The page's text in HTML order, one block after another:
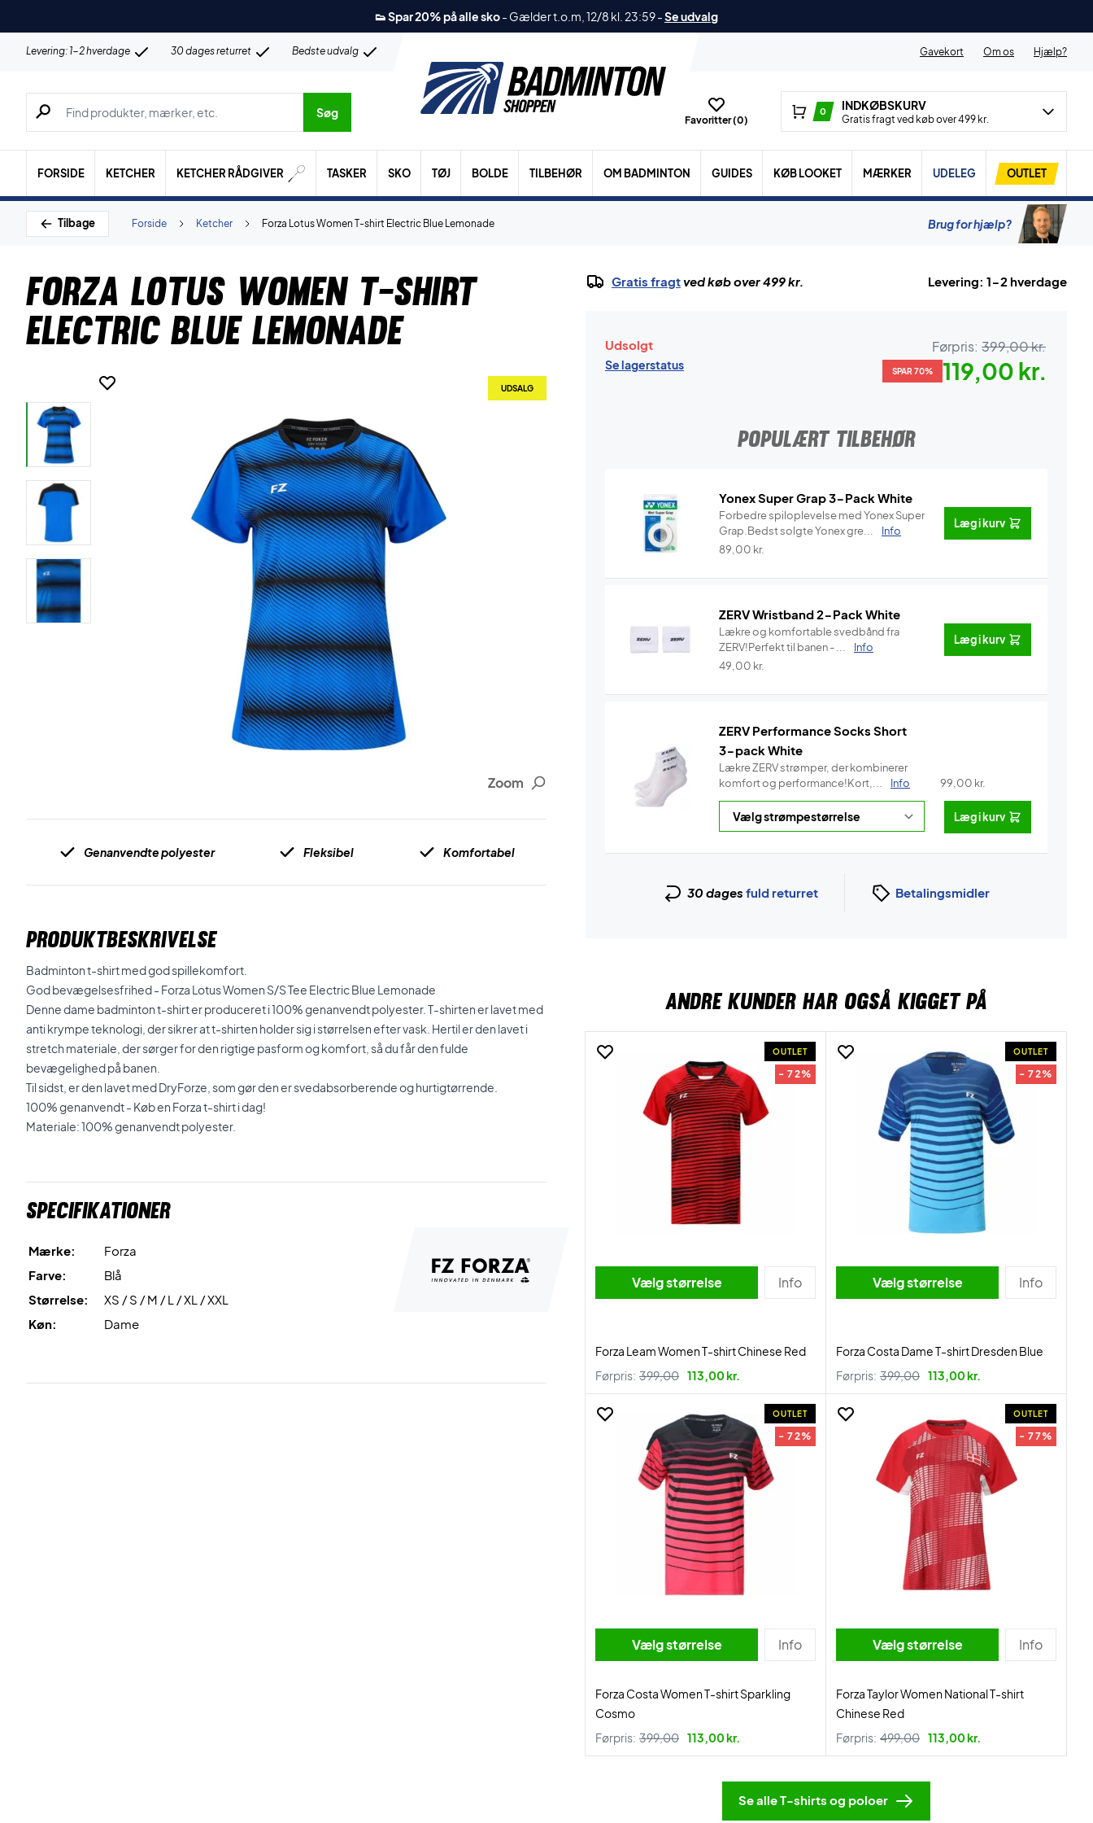
👟 Spar 20% på alle sko- Gælder t.o.m, 12/8 kl. 23:59-Se udvalg
Levering: 1-2 hverdage 30 dages returret Bedste udvalg Gavekort Om os Hjælp?
Søg efter produkter, mærker etc.
Søg
Favoritter (0)
0 INDKØBSKURV
Gratis fragt ved køb over 499 kr.
FORSIDE KETCHER KETCHER RÅDGIVER TASKER SKO TØJ BOLDE TILBEHØR OM BADMINTON GUIDES KØB LOOKET MÆRKER UDELEG OUTLET
Tilbage Forza Lotus Women T-shirt Electric Blue Lemonade
Ketcher
Forside Brug for hjælp?
Forza Lotus Women T-shirt
Electric Blue Lemonade
Zoom
UDSALG
Genanvendte polyester Fleksibel Komfortabel
PRODUKTBESKRIVELSE
Badminton t-shirt med god spillekomfort.
God bevægelsesfrihed - Forza Lotus Women S/S Tee Electric Blue Lemonade
Denne dame badminton t-shirt er produceret i 100% genanvendt polyester. T-shirten er lavet med
anti krympe teknologi, der sikrer at t-shirten holder sig i størrelsen efter vask. Hertil er den lavet i
stretch materiale, der sørger for den rigtige pasform og komfort, så du får den fulde
bevægelighed på banen.
Til sidst, er den lavet med DryForze, som gør den er svedabsorberende og hurtigtørrende.
100% genanvendt - Køb en Forza t-shirt i dag!
Materiale: 100% genanvendt polyester.
Specifikationer
Mærke:
Forza
Farve:
Blå
Størrelse:
XS / S / M / L / XL / XXL
Køn:
Dame
Gratis fragtved køb over 499 kr. Levering: 1-2 hverdage
Udsolgt
Se lagerstatus
Førpris: 399,00 kr.
SPAR 70% 119,00 kr.
POPULÆRT TILBEHØR
Yonex Super Grap 3-Pack White
Forbedre spiloplevelse med Yonex Super
Grap.Bedst solgte Yonex gre...
Info
89,00 kr.
Læg i kurv
ZERV Wristband 2-Pack White
Lækre og komfortable svedbånd fra
ZERV!Perfekt til banen - ...
Info
49,00 kr.
Læg i kurv
ZERV Performance Socks Short
3-pack White
Lækre ZERV strømper, der kombinerer
komfort og performance!Kort,...
Info 99,00 kr.
Læg i kurv
30 dages fuld returret Betalingsmidler
ANDRE KUNDER HAR OGSÅ KIGGET PÅ
OUTLET
- 72%
Vælg størrelse Info
Forza Leam Women T-shirt Chinese Red
Førpris: 399,00 113,00 kr.
OUTLET
- 72%
Vælg størrelse Info
Forza Costa Dame T-shirt Dresden Blue
Førpris: 399,00 113,00 kr.
OUTLET
- 72%
Vælg størrelse Info
Forza Costa Women T-shirt Sparkling
Cosmo
Førpris: 399,00 113,00 kr.
OUTLET
- 77%
Vælg størrelse Info
Forza Taylor Women National T-shirt
Chinese Red
Førpris: 499,00 113,00 kr.
Se alle T-shirts og poloer